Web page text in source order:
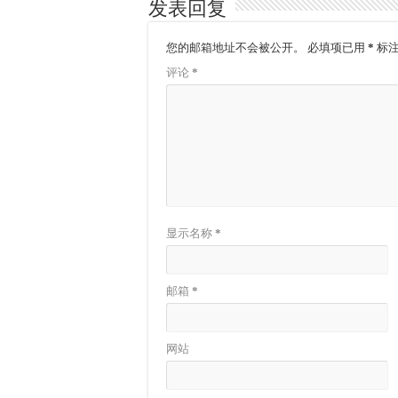
发表回复
您的邮箱地址不会被公开。 必填项已用 * 标注
评论 *
显示名称 *
邮箱 *
网站